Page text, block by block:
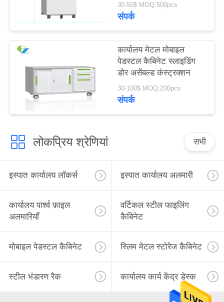
30-50$ MOQ:500pcs
संपर्क
कार्यालय मेटल मोबाइल
पेडस्टल कैबिनेट स्लाइडिंग
डोर असेंबल्ड कंस्ट्रक्शन
30-100$ MOQ:200pcs
संपर्क
लोकप्रिय श्रेणियां सभी
इस्पात कार्यालय लॉकर्स इस्पात कार्यालय अलमारी
कार्यालय पार्श्व फ़ाइल
अलमारियाँ
वर्टिकल स्टील फाइलिंग
कैबिनेट
मोबाइल पेडस्टल कैबिनेट स्लिम मेटल स्टोरेज कैबिनेट
स्टील भंडारण रैक कार्यालय कार्य केंद्र डेस्क